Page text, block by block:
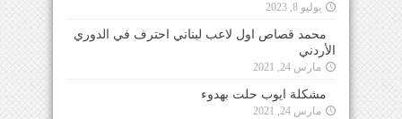
يوليو 8, 2023
محمد قصاص اول لاعب لبناني احترف في الدوري
الأردني
مارس 24, 2021
مشكلة ايوب حلت بهدوء
مارس 24, 2021